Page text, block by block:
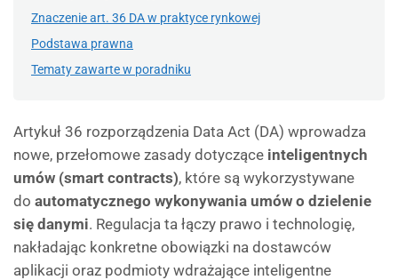
Znaczenie art. 36 DA w praktyce rynkowej
Podstawa prawna
Tematy zawarte w poradniku
Artykuł 36 rozporządzenia Data Act (DA) wprowadza
nowe, przełomowe zasady dotyczące inteligentnych
umów (smart contracts), które są wykorzystywane
do automatycznego wykonywania umów o dzielenie
się danymi. Regulacja ta łączy prawo i technologię,
nakładając konkretne obowiązki na dostawców
aplikacji oraz podmioty wdrażające inteligentne